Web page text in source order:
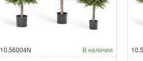
10.56004N В наличии